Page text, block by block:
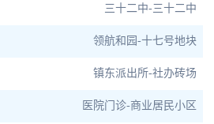
三十二中-三十二中
领航和园-十七号地块
镇东派出所-社办砖场
医院门诊-商业居民小区